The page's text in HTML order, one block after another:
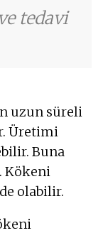
tedavi
uzun süreli
Üretimi
Buna
Kökeni
olabilir.